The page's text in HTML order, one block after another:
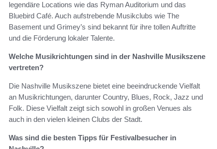
legendäre Locations wie das Ryman Auditorium und das
Bluebird Café. Auch aufstrebende Musikclubs wie The
Basement und Grimey’s sind bekannt für ihre tollen Auftritte
und die Förderung lokaler Talente.
Welche Musikrichtungen sind in der Nashville Musikszene
vertreten?
Die Nashville Musikszene bietet eine beeindruckende Vielfalt
an Musikrichtungen, darunter Country, Blues, Rock, Jazz und
Folk. Diese Vielfalt zeigt sich sowohl in großen Venues als
auch in den vielen kleinen Clubs der Stadt.
Was sind die besten Tipps für Festivalbesucher in